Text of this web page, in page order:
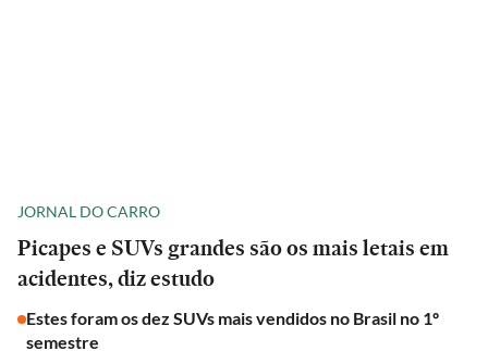
JORNAL DO CARRO
Picapes e SUVs grandes são os mais letais em
acidentes, diz estudo
Estes foram os dez SUVs mais vendidos no Brasil no 1º
semestre